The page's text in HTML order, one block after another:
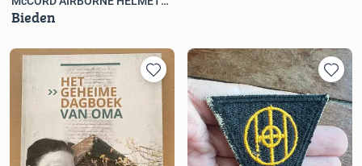
SET “MULLIGAN...
Bieden